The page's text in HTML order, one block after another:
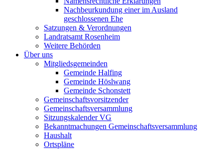
Nachbeurkundung einer im Ausland
geschlossenen Ehe
Satzungen & Verordnungen
Landratsamt Rosenheim
Weitere Behörden
Über uns
Mitgliedsgemeinden
Gemeinde Halfing
Gemeinde Höslwang
Gemeinde Schonstett
Gemeinschaftsvorsitzender
Gemeinschaftsversammlung
Sitzungskalender VG
Bekanntmachungen Gemeinschaftsversammlung
Haushalt
Ortspläne